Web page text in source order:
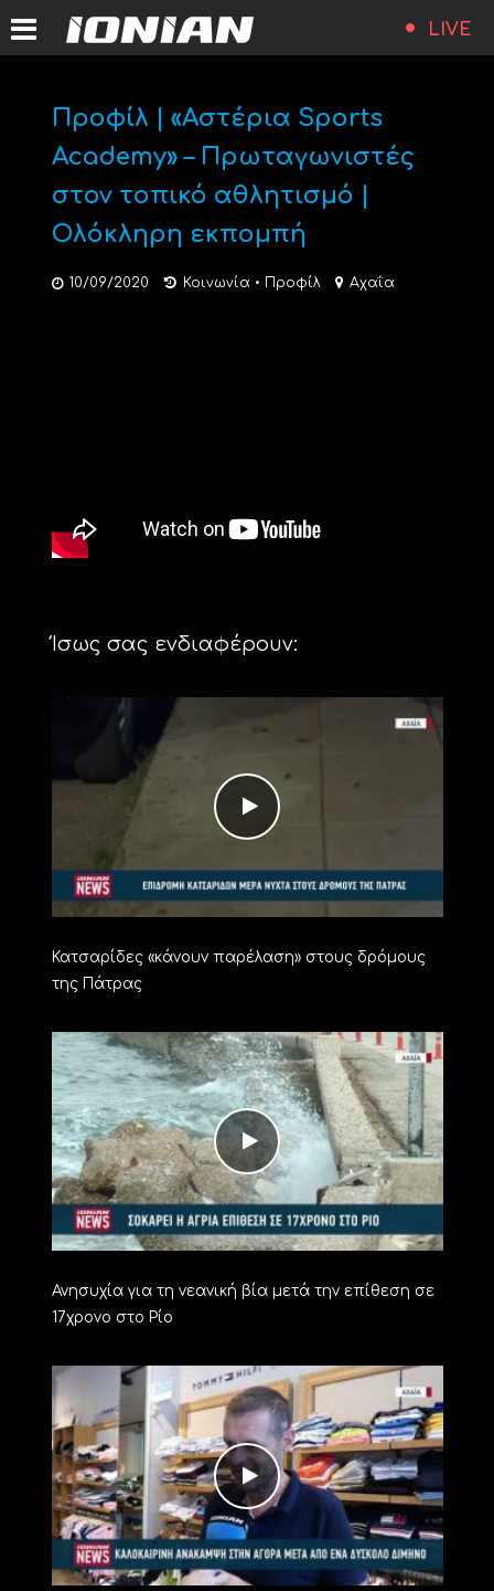
LIVE
Προφίλ | «Aστέρια Sports
Academy» – Πρωταγωνιστές
στον τοπικό αθλητισμό |
Ολόκληρη εκπομπή
10/09/2020 Κοινωνία • Προφίλ Αχαΐα
Ίσως σας ενδιαφέρουν:
Κατσαρίδες «κάνουν παρέλαση» στους δρόμους
της Πάτρας
Ανησυχία για τη νεανική βία μετά την επίθεση σε
17χρονο στο Ρίο